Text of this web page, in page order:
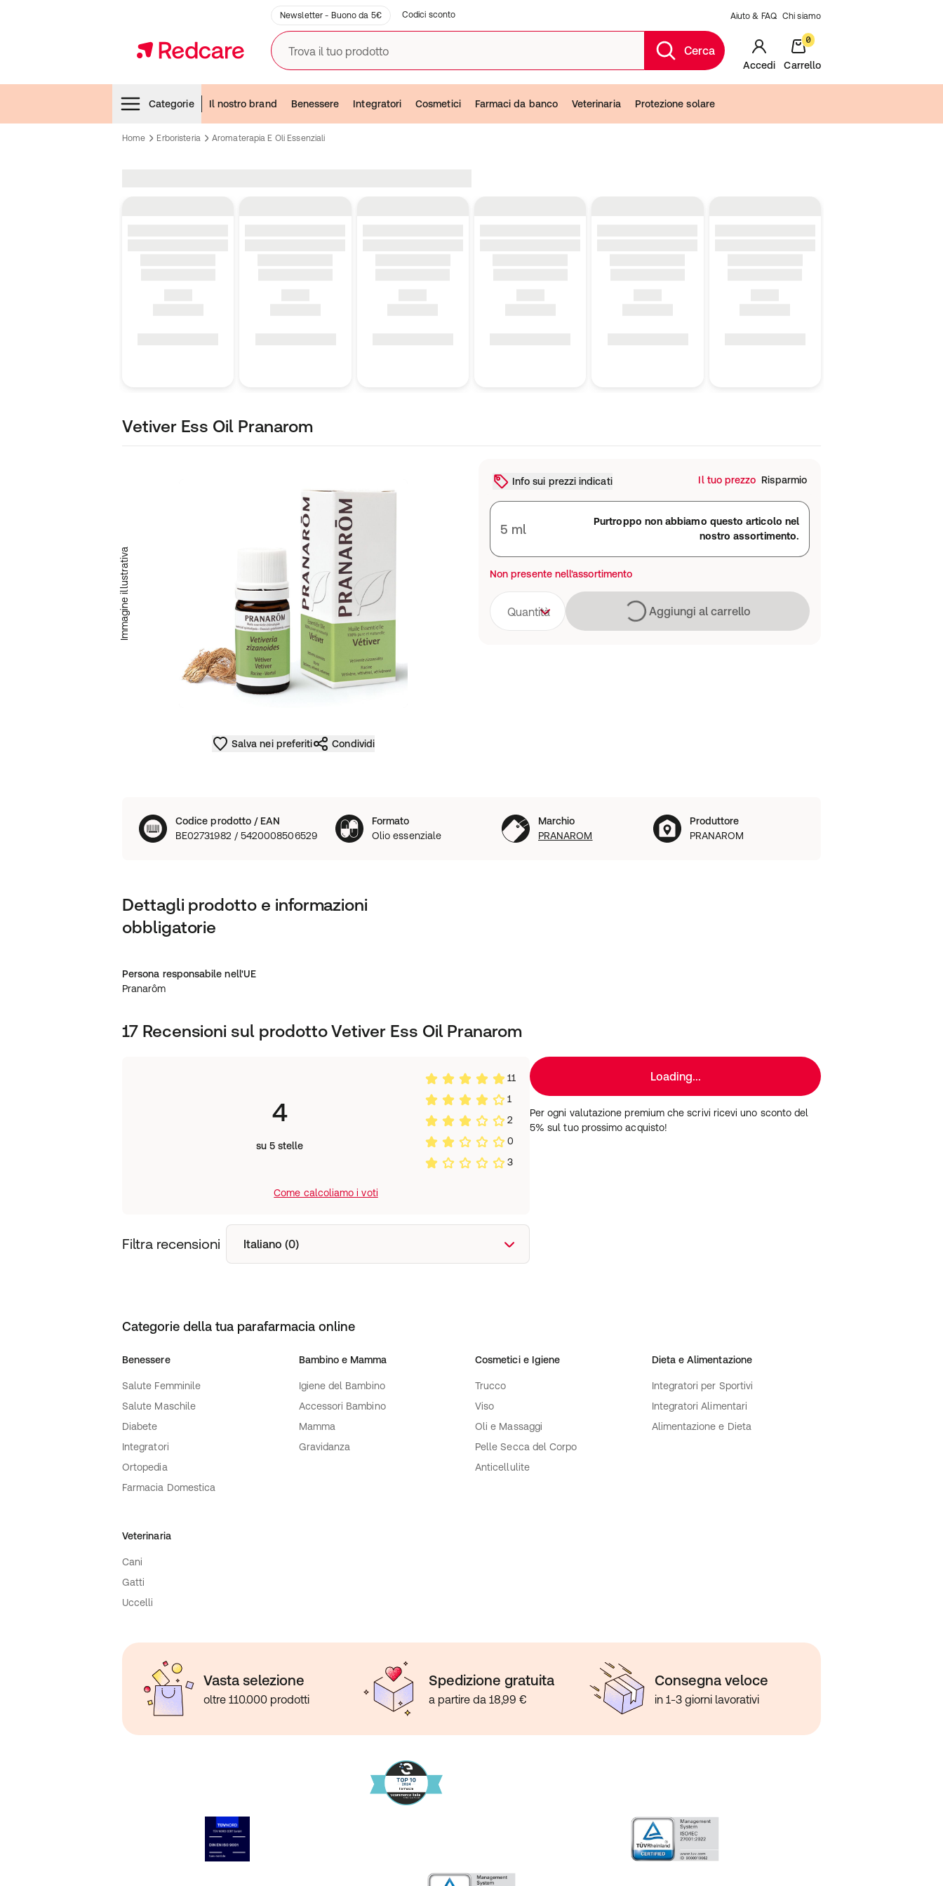
Newsletter - Buono da 5€ Codici sconto Aiuto & FAQ Chi siamo
Trova il tuo prodotto Cerca
Accedi
0
Carrello
Categorie
Il nostro brand Benessere Integratori Cosmetici Farmaci da banco Veterinaria Protezione solare
Home Erboristeria Aromaterapia E Oli Essenziali
Vetiver Ess Oil Pranarom
Immagine illustrativa
Salva nei preferiti Condividi
Info sui prezzi indicati Il tuo prezzo Risparmio
5 ml
Purtroppo non abbiamo questo articolo nel
nostro assortimento.
Non presente nell'assortimento
Quantità Caricamento in corso
Aggiungi al carrello
Codice prodotto / EAN
BE02731982 / 5420008506529
Formato
Olio essenziale
Marchio
PRANAROM
Produttore
PRANAROM
Dettagli prodotto e informazioni
obbligatorie
Persona responsabile nell'UE
Pranarôm
17 Recensioni sul prodotto Vetiver Ess Oil Pranarom
4
su 5 stelle
11
1
2
0
3
Come calcoliamo i voti
Filtra recensioni Italiano (0)
Loading...
Per ogni valutazione premium che scrivi ricevi uno sconto del
5% sul tuo prossimo acquisto!
Categorie della tua parafarmacia online
Benessere
Salute Femminile
Salute Maschile
Diabete
Integratori
Ortopedia
Farmacia Domestica
Bambino e Mamma
Igiene del Bambino
Accessori Bambino
Mamma
Gravidanza
Cosmetici e Igiene
Trucco
Viso
Oli e Massaggi
Pelle Secca del Corpo
Anticellulite
Dieta e Alimentazione
Integratori per Sportivi
Integratori Alimentari
Alimentazione e Dieta
Veterinaria
Cani
Gatti
Uccelli
Vasta selezione
oltre 110.000 prodotti
Spedizione gratuita
a partire da 18,99 €
Consegna veloce
in 1-3 giorni lavorativi